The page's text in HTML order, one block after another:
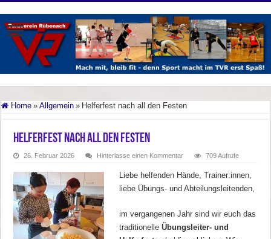
Home » Allgemein » Helferfest nach all den Festen
Helferfest nach all den Festen
26. Februar 2026 Hinterlasse einen Kommentar 709 Aufrufe
Liebe helfenden Hände, Trainer:innen,
liebe Übungs- und Abteilungsleitenden,
im vergangenen Jahr sind wir euch das
traditionelleÜbungsleiter- und